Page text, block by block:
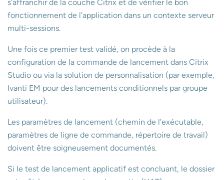
s’affranchir de la couche Citrix et de vérifier le bon
fonctionnement de l’application dans un contexte serveur
multi-sessions.
Une fois ce premier test validé, on procède à la
configuration de la commande de lancement dans Citrix
Studio ou via la solution de personnalisation (par exemple,
Ivanti EM pour des lancements conditionnels par groupe
utilisateur).
Les paramètres de lancement (chemin de l’exécutable,
paramètres de ligne de commande, répertoire de travail)
doivent être soigneusement documentés.
Si le test de lancement applicatif est concluant, le dossier